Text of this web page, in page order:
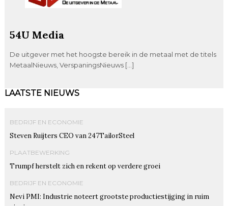
54U Media
De uitgever met het hoogste bereik in de metaal met de titels
MetaalNieuws, VerspaningsNieuws […]
LAATSTE NIEUWS
BEDRIJF EN ECONOMIE
Steven Ruijters CEO van 247TailorSteel
PLAATBEWERKING
Trumpf herstelt zich en rekent op verdere groei
BEDRIJF EN ECONOMIE
Nevi PMI: Industrie noteert grootste productiestijging in ruim